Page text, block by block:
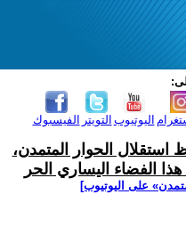
الفيسبوك التويتر اليوتيوب
استقلال الحوار المتمدن،
الفضاء اليساري الحر
على اليوتيوب]